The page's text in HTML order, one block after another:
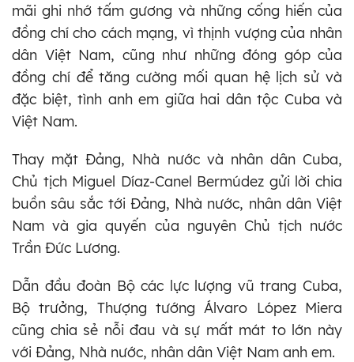
mãi ghi nhớ tấm gương và những cống hiến của
đồng chí cho cách mạng, vì thịnh vượng của nhân
dân Việt Nam, cũng như những đóng góp của
đồng chí để tăng cường mối quan hệ lịch sử và
đặc biệt, tình anh em giữa hai dân tộc Cuba và
Việt Nam.
Thay mặt Đảng, Nhà nước và nhân dân Cuba,
Chủ tịch Miguel Díaz-Canel Bermúdez gửi lời chia
buồn sâu sắc tới Đảng, Nhà nước, nhân dân Việt
Nam và gia quyến của nguyên Chủ tịch nước
Trần Đức Lương.
Dẫn đầu đoàn Bộ các lực lượng vũ trang Cuba,
Bộ trưởng, Thượng tướng Álvaro López Miera
cũng chia sẻ nỗi đau và sự mất mát to lớn này
với Đảng, Nhà nước, nhân dân Việt Nam anh em.